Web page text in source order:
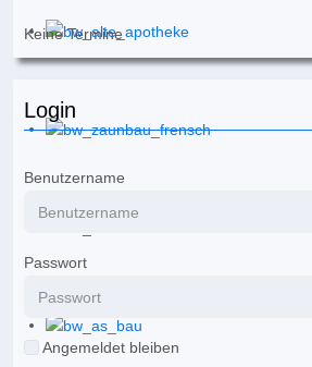
Keine Termine
Login
Benutzername
Passwort
Angemeldet bleiben